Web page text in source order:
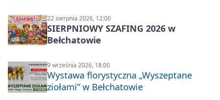
22 sierpnia 2026, 12:00
SIERPNIOWY SZAFING 2026 w
Bełchatowie
9 września 2026, 18:00
Wystawa florystyczna „Wyszeptane
ziołami” w Bełchatowie